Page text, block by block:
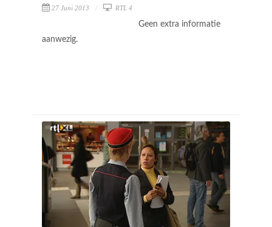
27 Juni 2013 RTL 4
Geen extra informatie
aanwezig.